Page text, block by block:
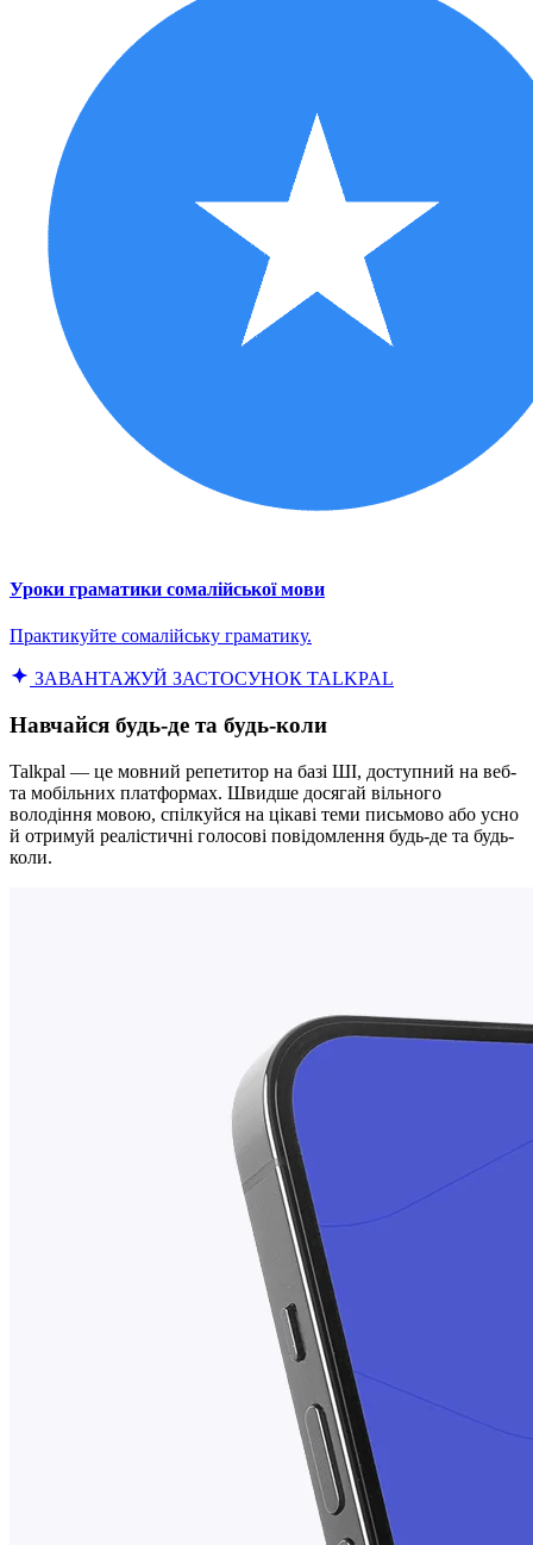
Уроки граматики сомалійської мови
Практикуйте сомалійську граматику.
ЗАВАНТАЖУЙ ЗАСТОСУНОК TALKPAL
Навчайся будь-де та будь-коли
Talkpal — це мовний репетитор на базі ШІ, доступний на веб-
та мобільних платформах. Швидше досягай вільного
володіння мовою, спілкуйся на цікаві теми письмово або усно
й отримуй реалістичні голосові повідомлення будь-де та будь-
коли.